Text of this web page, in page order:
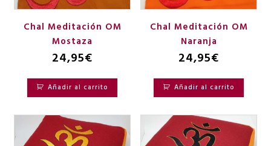
Chal Meditación OM
Mostaza
24,95€
Añadir al carrito
Chal Meditación OM
Naranja
24,95€
Añadir al carrito